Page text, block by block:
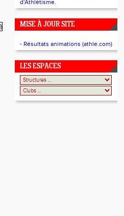
d'Athlétisme.
MISE À JOUR SITE
- Résultats animations (athle.com)
LES ESPACES